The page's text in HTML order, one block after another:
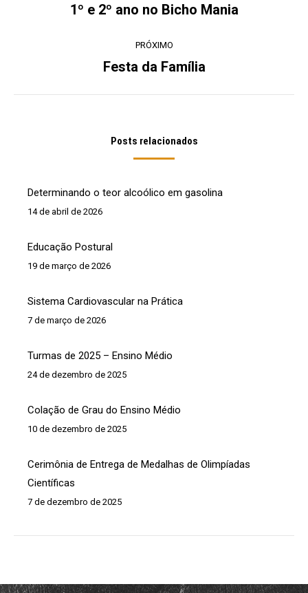
Post
1º e 2º ano no Bicho Mania
PRÓXIMO
Próximo
Festa da Família
Posts relacionados
Determinando o teor alcoólico em gasolina
14 de abril de 2026
Educação Postural
19 de março de 2026
Sistema Cardiovascular na Prática
7 de março de 2026
Turmas de 2025 – Ensino Médio
24 de dezembro de 2025
Colação de Grau do Ensino Médio
10 de dezembro de 2025
Cerimônia de Entrega de Medalhas de Olimpíadas
Científicas
7 de dezembro de 2025